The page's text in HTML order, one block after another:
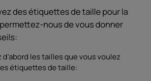
des étiquettes de taille pour la
nous de vous donner
les tailles que vous voulez
étiquettes de taille: